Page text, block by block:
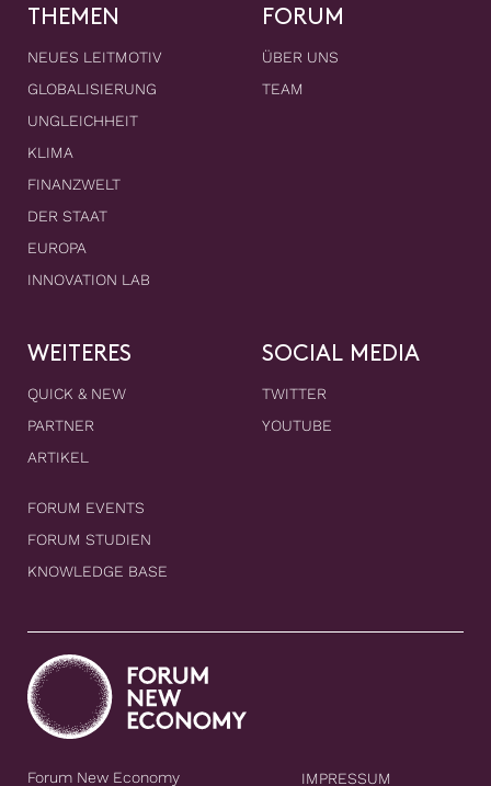
THEMEN
NEUES LEITMOTIV
GLOBALISIERUNG
UNGLEICHHEIT
KLIMA
FINANZWELT
DER STAAT
EUROPA
INNOVATION LAB
FORUM
ÜBER UNS
TEAM
WEITERES
QUICK & NEW
PARTNER
ARTIKEL
FORUM EVENTS
FORUM STUDIEN
KNOWLEDGE BASE
SOCIAL MEDIA
TWITTER
YOUTUBE
Forum New Economy IMPRESSUM